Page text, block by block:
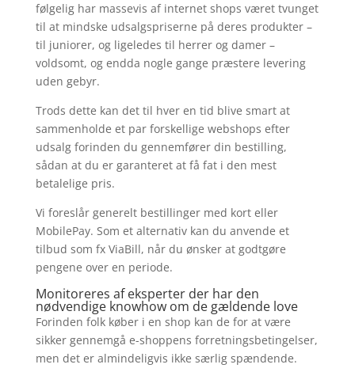
følgelig har massevis af internet shops været tvunget
til at mindske udsalgspriserne på deres produkter –
til juniorer, og ligeledes til herrer og damer –
voldsomt, og endda nogle gange præstere levering
uden gebyr.
Trods dette kan det til hver en tid blive smart at
sammenholde et par forskellige webshops efter
udsalg forinden du gennemfører din bestilling,
sådan at du er garanteret at få fat i den mest
betalelige pris.
Vi foreslår generelt bestillinger med kort eller
MobilePay. Som et alternativ kan du anvende et
tilbud som fx ViaBill, når du ønsker at godtgøre
pengene over en periode.
Monitoreres af eksperter der har den
nødvendige knowhow om de gældende love
Forinden folk køber i en shop kan de for at være
sikker gennemgå e-shoppens forretningsbetingelser,
men det er almindeligvis ikke særlig spændende.